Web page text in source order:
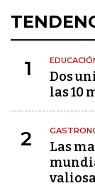
1
Dos
las 10
2
Las